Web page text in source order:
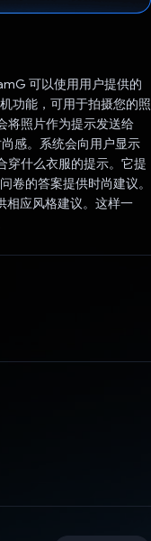
可以使用用户提供的
功能，可用于拍摄您的照
将照片作为提示发送给
感。系统会向用户显示
穿什么衣服的提示。它提
卷的答案提供时尚建议。
相应风格建议。这样一